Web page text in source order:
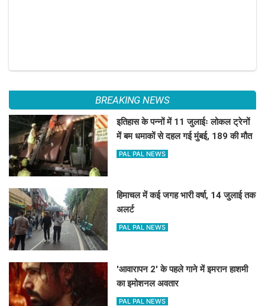
BREAKING NEWS
इतिहास के पन्नों में 11 जुलाईः लोकल ट्रेनों
में बम धमाकों से दहल गई मुंबई, 189 की मौत
PAL PAL NEWS
हिमाचल में कई जगह भारी वर्षा, 14 जुलाई तक
अलर्ट
PAL PAL NEWS
'आवारापन 2' के पहले गाने में इमरान हाशमी
का इमोशनल अवतार
PAL PAL NEWS